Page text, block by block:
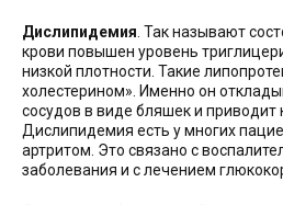
Дислипидемия . Так называют
крови повышен уровень
низкой плотности. Такие
холестерином». Именно он
сосудов в виде бляшек и приводит
Дислипидемия есть у многих
артритом. Это связано с
заболевания и с лечением